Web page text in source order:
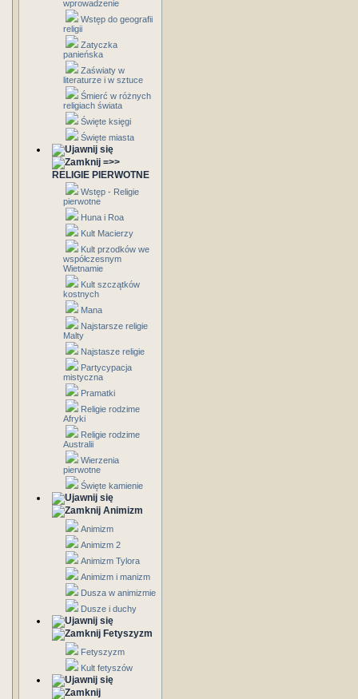
wprowadzenie
Wstęp do geografii
religii
Zatyczka
panieńska
Zaświaty w
literaturze i w sztuce
Śmierć w różnych
religiach świata
Święte księgi
Święte miasta
=>>
RELIGIE PIERWOTNE
Wstęp - Religie
pierwotne
Huna i Roa
Kult Macierzy
Kult przodków we
współczesnym
Wietnamie
Kult szczątków
kostnych
Mana
Najstarsze religie
Malty
Najstasze religie
Partycypacja
mistyczna
Pramatki
Religie rodzime
Afryki
Religie rodzime
Australii
Wierzenia
pierwotne
Święte kamienie
Animizm
Animizm
Animizm 2
Animizm Tylora
Animizm i manizm
Dusza w animizmie
Dusze i duchy
Fetyszyzm
Fetyszyzm
Kult fetyszów